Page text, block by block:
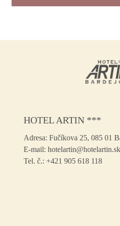
HOTEL ARTIN ***
Adresa: Fučíkova 25, 085 01
E-mail: hotelartin@hotelartin.sk
Tel. č.: +421 905 618 118